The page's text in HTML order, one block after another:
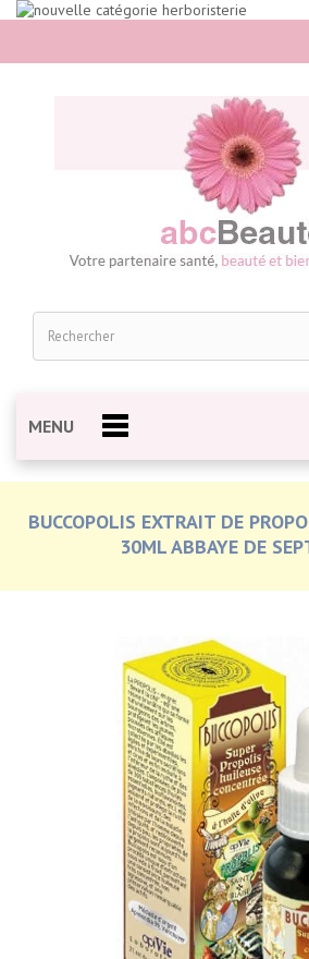
MENU
BUCCOPOLIS EXTRAIT DE
30ML ABBAYE DE